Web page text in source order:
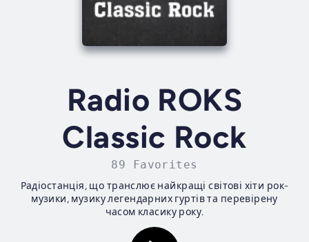
Radio ROKS
Classic Rock
89 Favorites
Радіостанція, що транслює найкращі світові хіти рок-
музики, музику легендарних гуртів та перевірену
часом класику року.